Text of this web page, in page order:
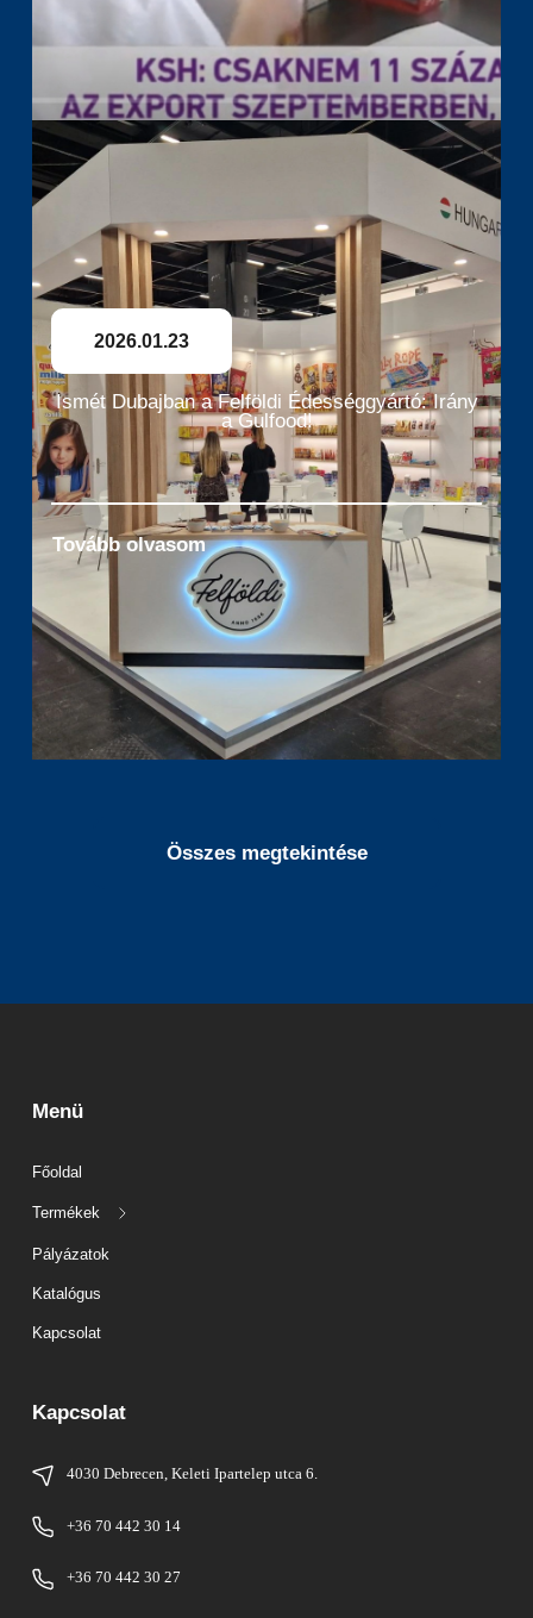
2026.01.23
Ismét Dubajban a Felföldi Édességgyártó: Irány
a Gulfood!
Tovább olvasom
Összes megtekintése
Menü
Főoldal
Termékek
Pályázatok
Katalógus
Kapcsolat
Kapcsolat
4030 Debrecen, Keleti Ipartelep utca 6.
+36 70 442 30 14
+36 70 442 30 27